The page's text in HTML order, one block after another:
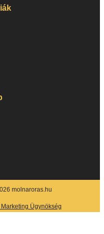
molnaroras.hu
Ügynökség